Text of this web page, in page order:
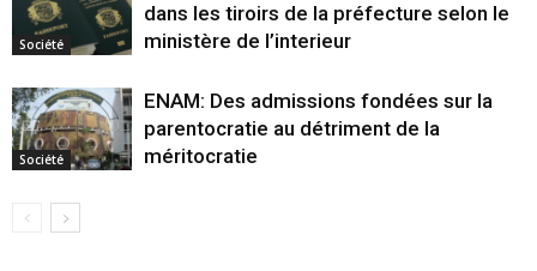
Société
dans les tiroirs de la préfecture selon le
ministère de l’interieur
Société
ENAM: Des admissions fondées sur la
parentocratie au détriment de la
méritocratie